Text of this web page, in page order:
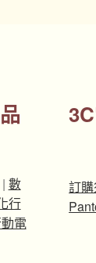
數
行
電
訂